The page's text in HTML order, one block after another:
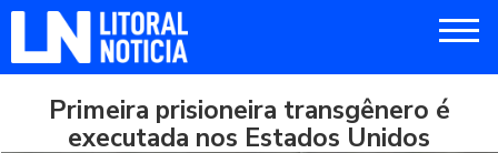
Primeira prisioneira transgênero é
executada nos Estados Unidos